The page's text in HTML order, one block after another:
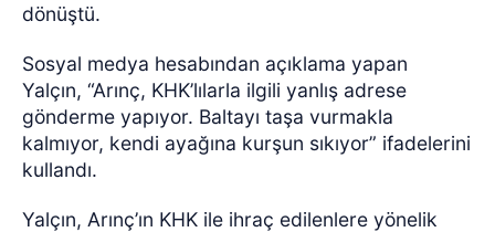
dönüştü.
Sosyal medya hesabından açıklama yapan
Yalçın, “Arınç, KHK’lılarla ilgili yanlış adrese
gönderme yapıyor. Baltayı taşa vurmakla
kalmıyor, kendi ayağına kurşun sıkıyor” ifadelerini
kullandı.
Yalçın, Arınç’ın KHK ile ihraç edilenlere yönelik